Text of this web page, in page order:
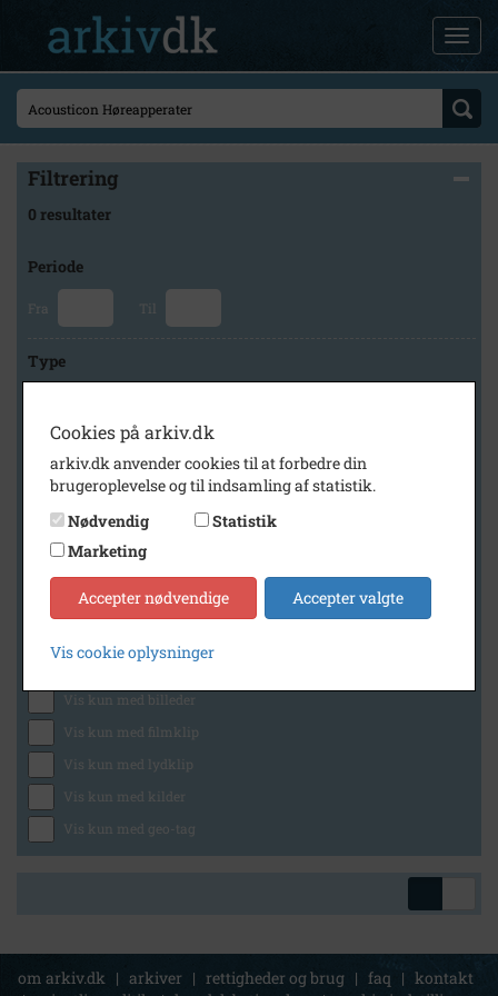
Filtrering
0 resultater
Periode
Fra Til
Type
Arkiv
Høng Lokalhistoriske Arkiv
Generelt
Vis kun med billeder
Vis kun med filmklip
Vis kun med lydklip
Vis kun med kilder
Vis kun med geo-tag
om arkiv.dk | arkiver | rettigheder og brug | faq | kontakt
Cookies på arkiv.dk
arkiv.dk anvender cookies til at forbedre din
brugeroplevelse og til indsamling af statistik.
Nødvendig
Statistik
Marketing
Accepter nødvendige Accepter valgte
Vis cookie oplysninger